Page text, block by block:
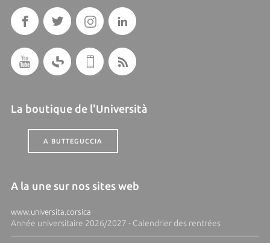
La boutique de l'Università
A BUTTEGUCCIA
A la une sur nos sites web
www.universita.corsica
Année universitaire 2026/2027 - Calendrier des rentrées